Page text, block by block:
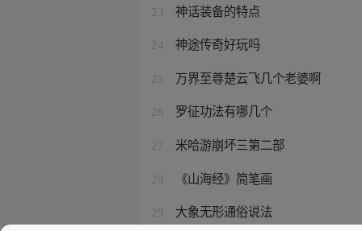
23 神话装备的特点
24 神途传奇好玩吗
25 万界至尊楚云飞几个老婆啊
26 罗征功法有哪几个
27 米哈游崩坏三第二部
28 《山海经》简笔画
29 大象无形通俗说法